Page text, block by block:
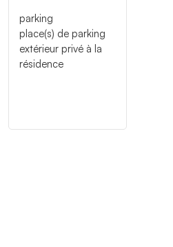
parking
place(s) de parking
extérieur privé à la
résidence